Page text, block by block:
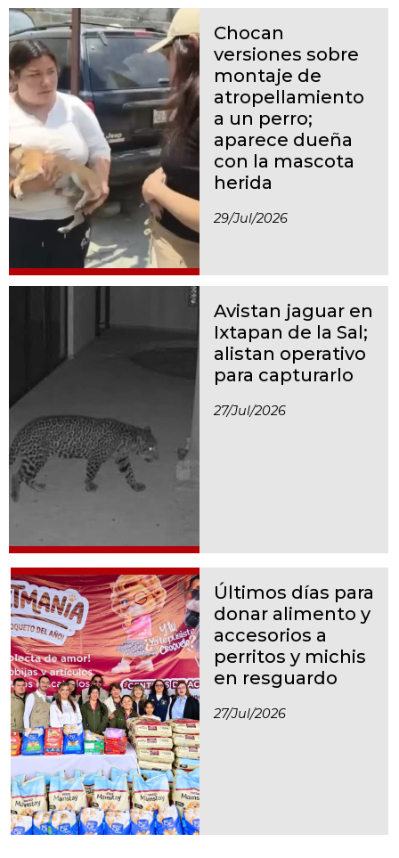
Chocan
versiones sobre
montaje de
atropellamiento
a un perro;
aparece dueña
con la mascota
herida
29/jul/2026
Avistan jaguar en
Ixtapan de la Sal;
alistan operativo
para capturarlo
27/jul/2026
Últimos días para
donar alimento y
accesorios a
perritos y michis
en resguardo
27/jul/2026